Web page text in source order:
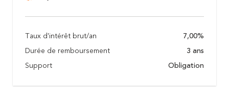
Taux d'intérêt brut/an 7,00%
Durée de remboursement 3 ans
Support Obligation